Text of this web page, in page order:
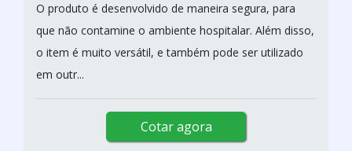
O produto é desenvolvido de maneira segura, para
que não contamine o ambiente hospitalar. Além disso,
o item é muito versátil, e também pode ser utilizado
em outr...
Cotar agora